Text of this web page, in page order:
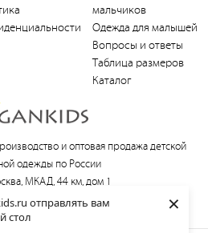
отправлять вам
стол
×
мальчиков
Одежда для малышей
Вопросы и ответы
Таблица размеров
Каталог
и оптовая продажа детской
одежды по России
МКАД, 44 км, дом 1
30, e-mail:love@kogankids.ru